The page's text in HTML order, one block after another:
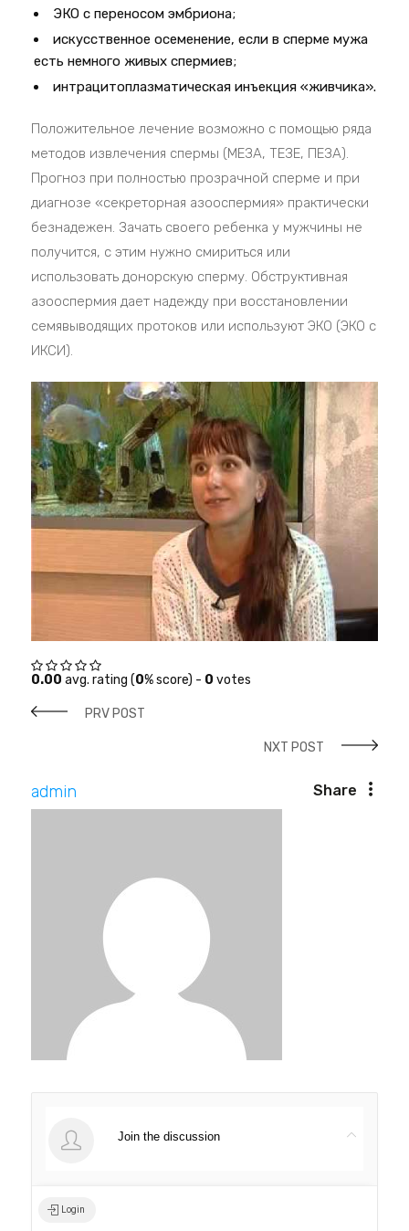
ЭКО с переносом эмбриона;
искусственное осеменение, если в сперме мужа
есть немного живых спермиев;
интрацитоплазматическая инъекция «живчика».
Положительное лечение возможно с помощью ряда
методов извлечения спермы (МЕЗА, ТЕЗЕ, ПЕЗА).
Прогноз при полностью прозрачной сперме и при
диагнозе «секреторная азооспермия» практически
безнадежен. Зачать своего ребенка у мужчины не
получится, с этим нужно смириться или
использовать донорскую сперму. Обструктивная
азооспермия дает надежду при восстановлении
семявыводящих протоков или используют ЭКО (ЭКО с
ИКСИ).
0.00 avg. rating (0% score) - 0 votes
PRV POST
NXT POST
Share
admin
Join the discussion
Login